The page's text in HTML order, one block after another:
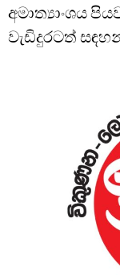
අමාත්‍යාංශය
වැඩිදුරටත්